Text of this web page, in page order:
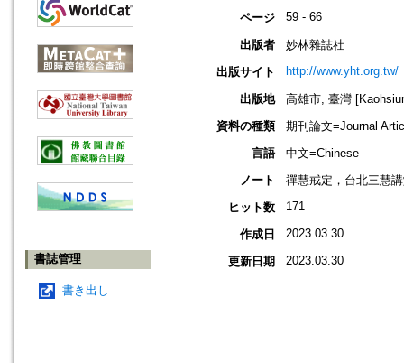
書誌管理
書き出し
ページ 59 - 66
出版者
妙林雜誌社
出版サイト
http://www.yht.org.tw/
出版地
高雄市, 臺灣
資料の種類
期刊論文=Journal
言語
中文=Chinese
ノート
禪慧戒定，台北三慧
ヒット数
171
作成日 2023.03.30
更新日期 2023.03.30